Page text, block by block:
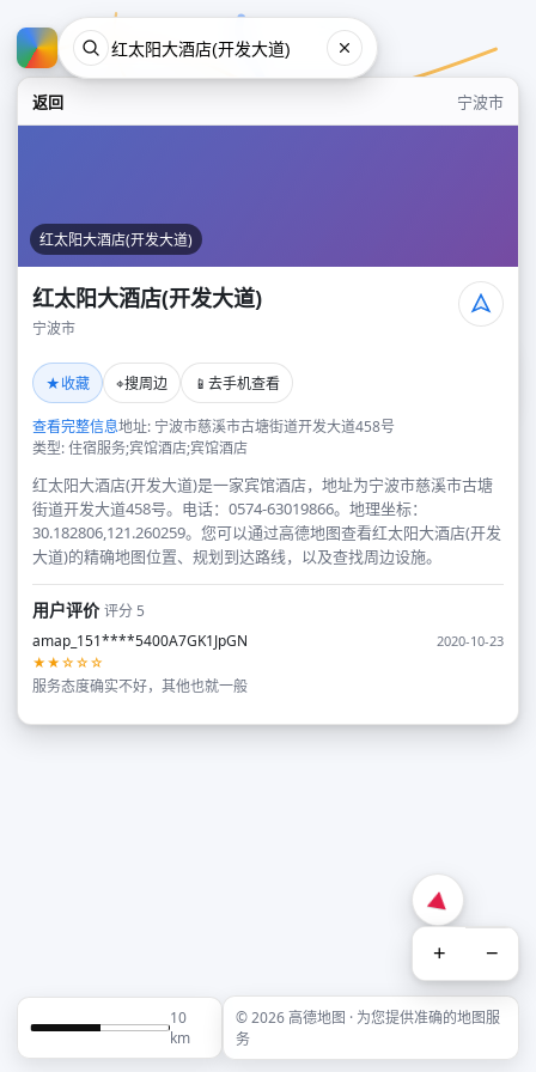
返回 宁波市
红太阳大酒店(开发大道)
红太阳大酒店(开发大道)
宁波市
★收藏 ⌖搜周边 📱 去手机查看
查看完整信息地址: 宁波市慈溪市古塘街道开发大道458号
类型: 住宿服务;宾馆酒店;宾馆酒店
红太阳大酒店(开发大道)是一家宾馆酒店，地址为宁波市慈溪市古塘
街道开发大道458号。电话：0574-63019866。地理坐标：
30.182806,121.260259。您可以通过高德地图查看红太阳大酒店(开发
大道)的精确地图位置、规划到达路线，以及查找周边设施。
用户评价评分 5
amap_151****5400A7GK1JpGN
2020-10-23
★★☆☆☆
服务态度确实不好，其他也就一般
+ −
10
km
© 2026 高德地图 · 为您提供准确的地图服
务